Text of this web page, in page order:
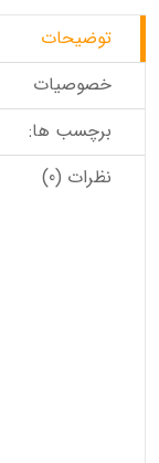
توضیحات
خصوصیات
برچسب ها:
نظرات (0)